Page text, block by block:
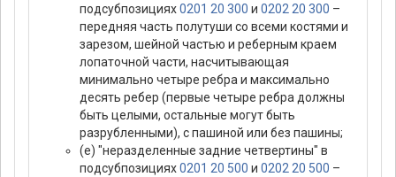
подсубпозициях0201 20 300 и 0202 20 300 –
передняя часть полутуши со всеми костями и
зарезом, шейной частью и реберным краем
лопаточной части, насчитывающая
минимально четыре ребра и максимально
десять ребер (первые четыре ребра должны
быть целыми, остальные могут быть
разрубленными), с пашиной или без пашины;
(е) "неразделенные задние четвертины" в
подсубпозициях0201 20 500 и 0202 20 500 –